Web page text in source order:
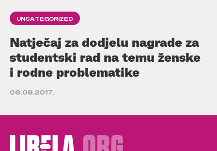
UNCATEGORIZED
Natječaj za dodjelu nagrade za
studentski rad na temu ženske
i rodne problematike
06.06.2017.